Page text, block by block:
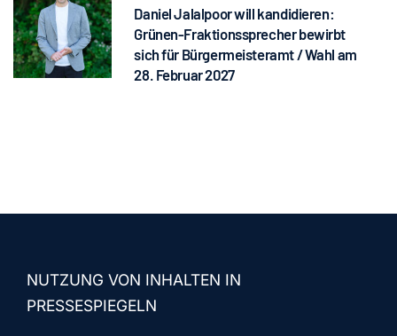
Daniel Jalalpoor will kandidieren:
Grünen-Fraktionssprecher bewirbt
sich für Bürgermeisteramt / Wahl am
28. Februar 2027
NUTZUNG VON INHALTEN IN
PRESSESPIEGELN